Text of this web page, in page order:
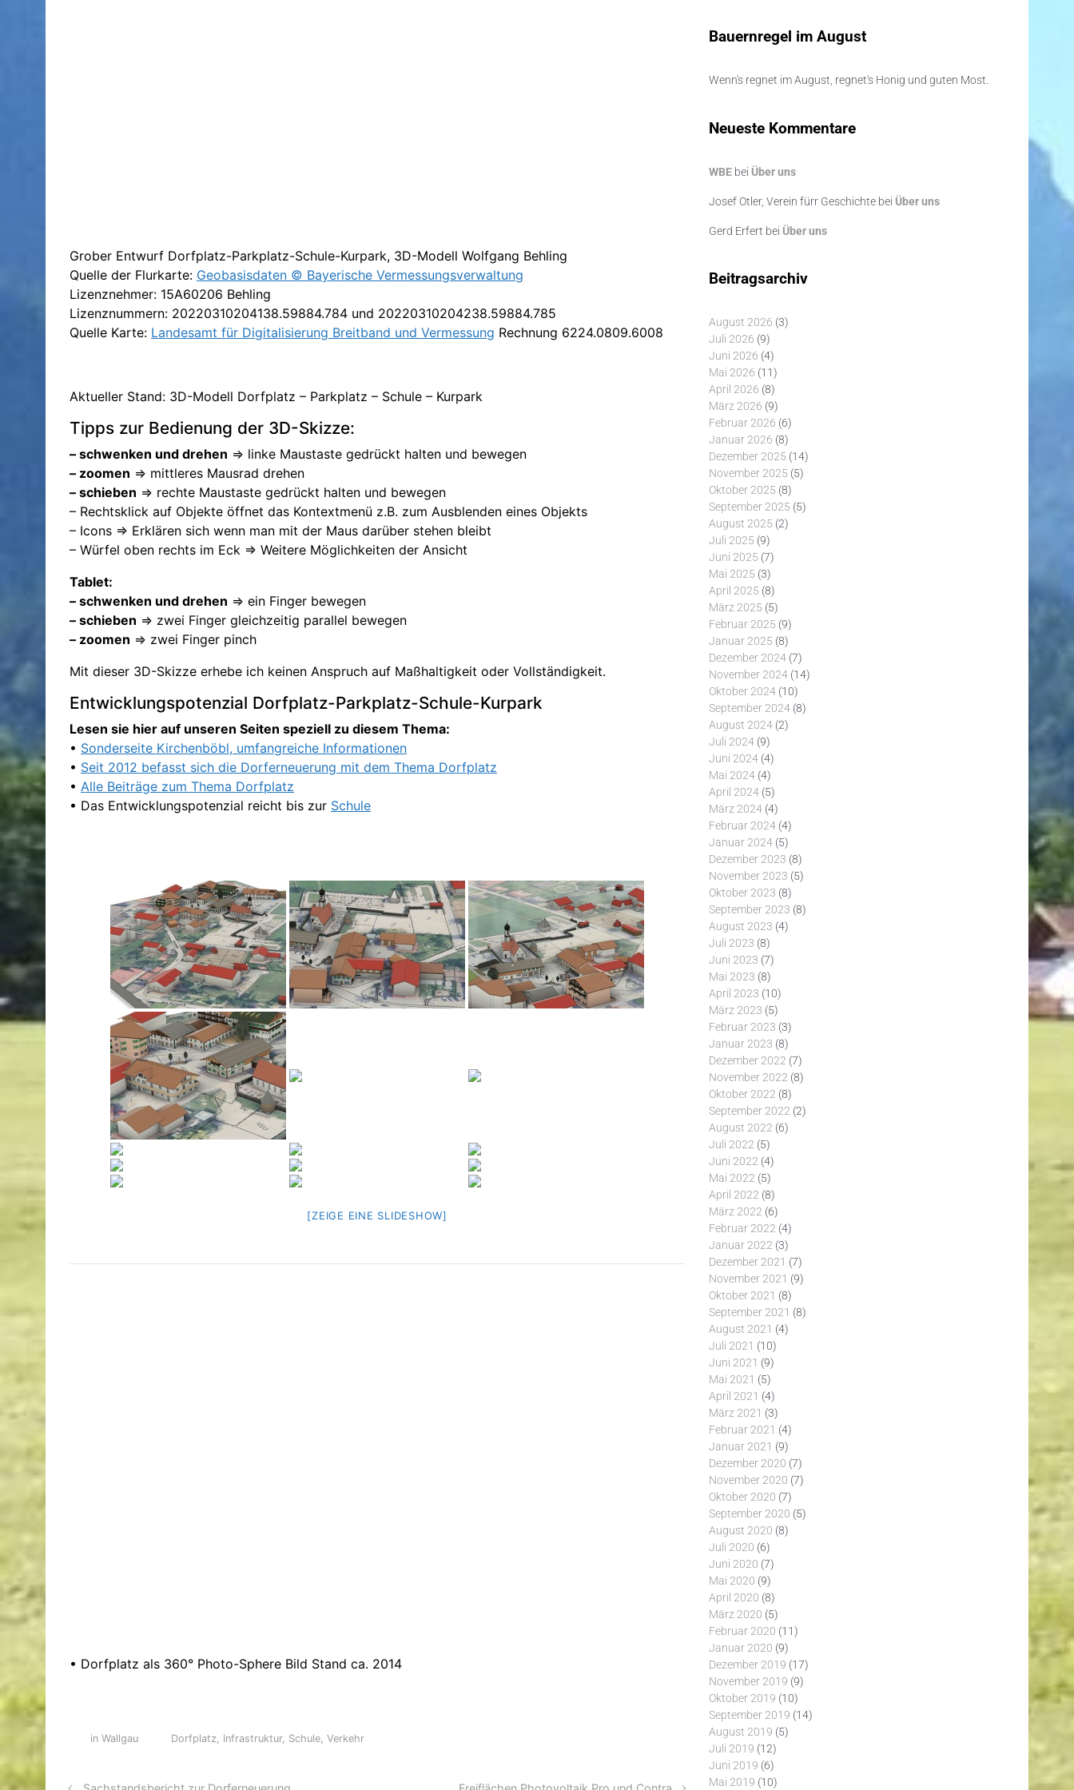
Grober Entwurf Dorfplatz-Parkplatz-Schule-Kurpark, 3D-Modell Wolfgang Behling
Quelle der Flurkarte: Geobasisdaten © Bayerische Vermessungsverwaltung
Lizenznehmer: 15A60206 Behling
Lizenznummern: 20220310204138.59884.784 und 20220310204238.59884.785
Quelle Karte: Landesamt für Digitalisierung Breitband und Vermessung Rechnung 6224.0809.6008
Aktueller Stand: 3D-Modell Dorfplatz – Parkplatz – Schule – Kurpark
Tipps zur Bedienung der 3D-Skizze:
– schwenken und drehen => linke Maustaste gedrückt halten und bewegen
– zoomen => mittleres Mausrad drehen
– schieben => rechte Maustaste gedrückt halten und bewegen
– Rechtsklick auf Objekte öffnet das Kontextmenü z.B. zum Ausblenden eines Objekts
– Icons => Erklären sich wenn man mit der Maus darüber stehen bleibt
– Würfel oben rechts im Eck => Weitere Möglichkeiten der Ansicht
Tablet:
– schwenken und drehen => ein Finger bewegen
– schieben => zwei Finger gleichzeitig parallel bewegen
– zoomen => zwei Finger pinch
Mit dieser 3D-Skizze erhebe ich keinen Anspruch auf Maßhaltigkeit oder Vollständigkeit.
Entwicklungspotenzial Dorfplatz-Parkplatz-Schule-Kurpark
Lesen sie hier auf unseren Seiten speziell zu diesem Thema:
• Sonderseite Kirchenböbl, umfangreiche Informationen
• Seit 2012 befasst sich die Dorferneuerung mit dem Thema Dorfplatz
• Alle Beiträge zum Thema Dorfplatz
• Das Entwicklungspotenzial reicht bis zur Schule
[ZEIGE EINE SLIDESHOW]
• Dorfplatz als 360° Photo-Sphere Bild Stand ca. 2014
in Wallgau Dorfplatz, Infrastruktur, Schule,Verkehr
Bauernregel im August
Wenn's regnet im August, regnet's Honig und guten Most.
Neueste Kommentare
WBE bei Über uns
Josef Otler, Verein fürr Geschichte bei Über uns
Gerd Erfert bei Über uns
Beitragsarchiv
August 2026 (3)
Juli 2026 (9)
Juni 2026 (4)
Mai 2026 (11)
April 2026 (8)
März 2026 (9)
Februar 2026 (6)
Januar 2026 (8)
Dezember 2025 (14)
November 2025 (5)
Oktober 2025 (8)
September 2025 (5)
August 2025 (2)
Juli 2025 (9)
Juni 2025 (7)
Mai 2025 (3)
April 2025 (8)
März 2025 (5)
Februar 2025 (9)
Januar 2025 (8)
Dezember 2024 (7)
November 2024 (14)
Oktober 2024 (10)
September 2024 (8)
August 2024 (2)
Juli 2024 (9)
Juni 2024 (4)
Mai 2024 (4)
April 2024 (5)
März 2024 (4)
Februar 2024 (4)
Januar 2024 (5)
Dezember 2023 (8)
November 2023 (5)
Oktober 2023 (8)
September 2023 (8)
August 2023 (4)
Juli 2023 (8)
Juni 2023 (7)
Mai 2023 (8)
April 2023 (10)
März 2023 (5)
Februar 2023 (3)
Januar 2023 (8)
Dezember 2022 (7)
November 2022 (8)
Oktober 2022 (8)
September 2022 (2)
August 2022 (6)
Juli 2022 (5)
Juni 2022 (4)
Mai 2022 (5)
April 2022 (8)
März 2022 (6)
Februar 2022 (4)
Januar 2022 (3)
Dezember 2021 (7)
November 2021 (9)
Oktober 2021 (8)
September 2021 (8)
August 2021 (4)
Juli 2021 (10)
Juni 2021 (9)
Mai 2021 (5)
April 2021 (4)
März 2021 (3)
Februar 2021 (4)
Januar 2021 (9)
Dezember 2020 (7)
November 2020 (7)
Oktober 2020 (7)
September 2020 (5)
August 2020 (8)
Juli 2020 (6)
Juni 2020 (7)
Mai 2020 (9)
April 2020 (8)
März 2020 (5)
Februar 2020 (11)
Januar 2020 (9)
Dezember 2019 (17)
November 2019 (9)
Oktober 2019 (10)
September 2019 (14)
August 2019 (5)
Juli 2019 (12)
Juni 2019 (6)
Mai 2019 (10)